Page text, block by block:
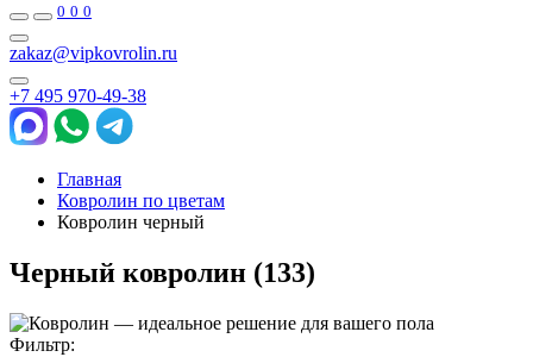
0 0 0
zakaz@vipkovrolin.ru
+7 495 970-49-38
Главная
Ковролин по цветам
Ковролин черный
Черный ковролин (133)
Фильтр: